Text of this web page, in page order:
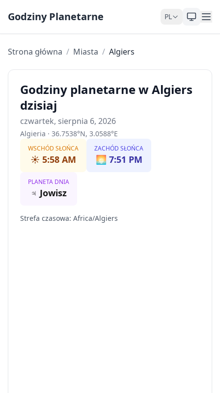
Godziny Planetarne PL
Strona główna / Miasta / Algiers
Godziny planetarne w Algiers
dzisiaj
czwartek, sierpnia 6, 2026
Algieria · 36.7538°N, 3.0588°E
WSCHÓD SŁOŃCA
☀️ 5:58 AM
ZACHÓD SŁOŃCA
🌅 7:51 PM
PLANETA DNIA
♃ Jowisz
Strefa czasowa: Africa/Algiers